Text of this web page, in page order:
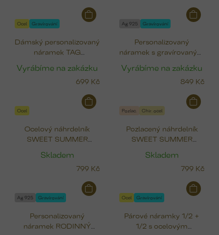
Ocel Gravírování
Dámský personalizovaný
náramek TAG
Vyrábíme na zakázku
699 Kč
Ag 925 Gravírování
Personalizovaný
náramek s gravírovaným
(12x10 mm)
Vyrábíme na zakázku
849 Kč
Ocel
Ocelový náhrdelník
SWEET SUMMER
ryba)
Skladem
799 Kč
Pozlac. Chir. ocel
Pozlacený náhrdelník
SWEET SUMMER
ryba)
Skladem
799 Kč
Ag 925 Gravírování
Personalizovaný
náramek RODINNÝ
Ocel Gravírování
Párové náramky 1/2 +
1/2 s ocelovým